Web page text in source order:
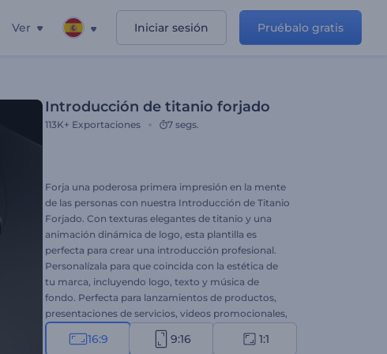
Ver Iniciar sesión Pruébalo gratis
Introducción de titanio forjado
113K+ Exportaciones 7 segs.
Forja una poderosa primera impresión en la mente
de las personas con nuestra Introducción de Titanio
Forjado. Con texturas elegantes de titanio y una
animación dinámica de logo, esta plantilla es
perfecta para crear una introducción profesional.
Personalízala para que coincida con la estética de
tu marca, incluyendo logo, texto y música de
fondo. Perfecta para lanzamientos de productos,
presentaciones de servicios, videos promocionales,
intros o outros de canales y más. ¡Crea ahora y
cautiva a tus espectadores como nunca antes!
16:9 9:16 1:1